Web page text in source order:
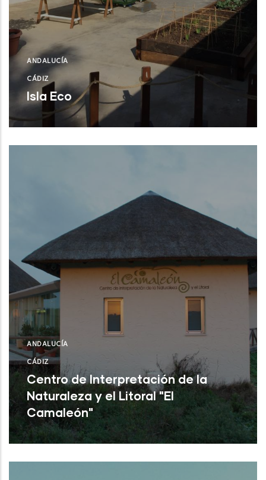
ANDALUCÍA
CÁDIZ
Isla Eco
Cádiz (Cádiz)
ANDALUCÍA
CÁDIZ
Centro de Interpretación de la
Naturaleza y el Litoral "El
Camaleón"
Chipiona (Cádiz)